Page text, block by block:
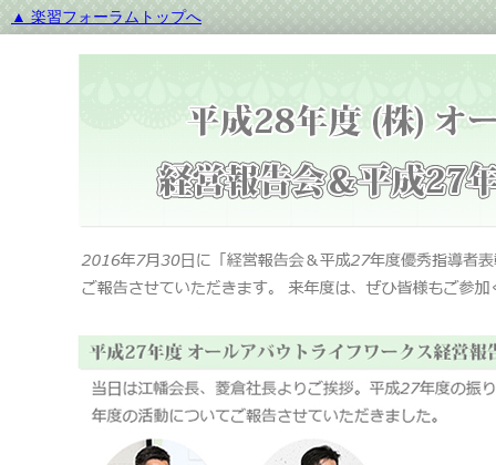
▲ 楽習フォーラムトップへ